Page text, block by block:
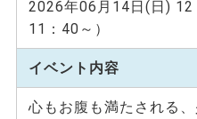
2026年06月14日(日)
11：40～）
イベント内容
心もお腹も満たされる